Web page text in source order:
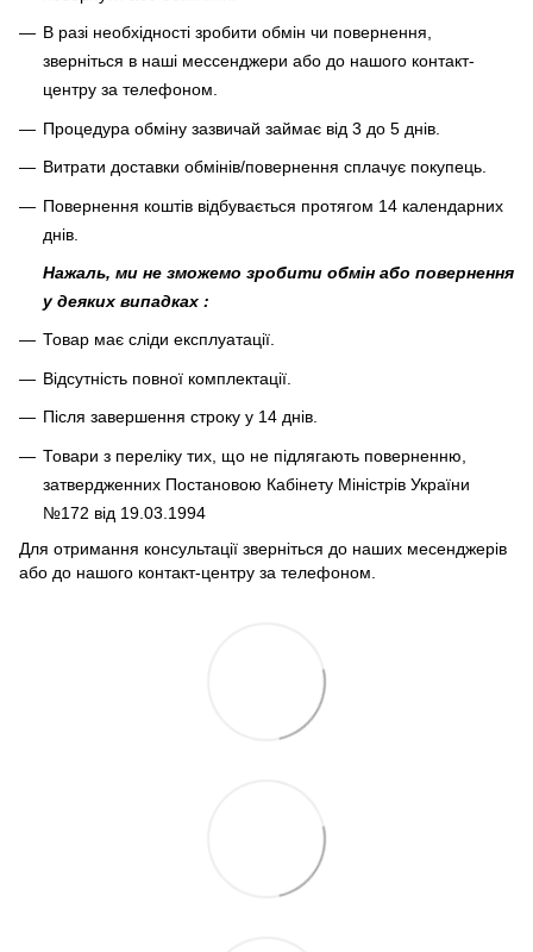
В разі необхідності зробити обмін чи повернення,
зверніться в наші мессенджери або до нашого контакт-
центру за телефоном.
Процедура обміну зазвичай займає від 3 до 5 днів.
Витрати доставки обмінів/повернення сплачує покупець
Повернення коштів відбувається протягом 14 календарних
днів.
Нажаль, ми не зможемо зробити обмін або повернення
у деяких випадках :
Товар має сліди експлуатації.
Відсутність повної комплектації.
Після завершення строку у 14 днів.
Товари з переліку тих, що не підлягають поверненню,
затвердженних Постановою Кабінету Міністрів України
№172 від 19.03.1994
Для отримання консультації зверніться до наших месенджерів
або до нашого контакт-центру за телефоном.